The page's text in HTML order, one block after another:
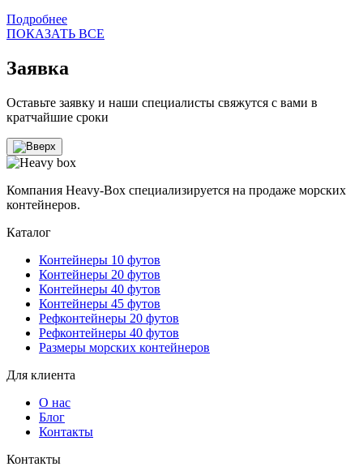
Подробнее
ПОКАЗАТЬ ВСЕ
Заявка
Оставьте заявку и наши специалисты свяжутся с вами в
кратчайшие сроки
Компания Heavy-Box специализируется на продаже морских
контейнеров.
Каталог
Контейнеры 10 футов
Контейнеры 20 футов
Контейнеры 40 футов
Контейнеры 45 футов
Рефконтейнеры 20 футов
Рефконтейнеры 40 футов
Размеры морских контейнеров
Для клиента
О нас
Блог
Контакты
Контакты